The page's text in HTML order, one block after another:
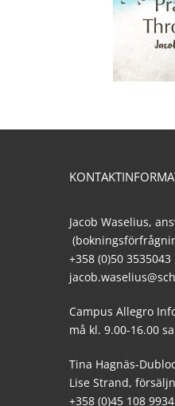
Jacob Waselius,
+358 (0)50 3535043
Campus Allegro
må kl. 9.00-16.00
Tina Hagnäs-
Lise Strand,
+358 (0)45 108 9934